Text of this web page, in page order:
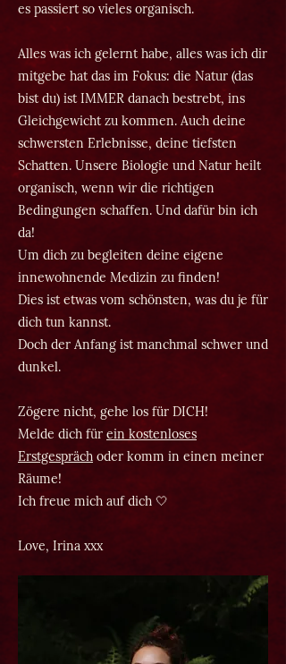
es passiert so vieles organisch.
Alles was ich gelernt habe, alles was ich dir
mitgebe hat das im Fokus: die Natur (das
bist du) ist IMMER danach bestrebt, ins
Gleichgewicht zu kommen. Auch deine
schwersten Erlebnisse, deine tiefsten
Schatten. Unsere Biologie und Natur heilt
organisch, wenn wir die richtigen
Bedingungen schaffen. Und dafür bin ich
da!
Um dich zu begleiten deine eigene
innewohnende Medizin zu finden!
Dies ist etwas vom schönsten, was du je für
dich tun kannst.
Doch der Anfang ist manchmal schwer und
dunkel.
Zögere nicht, gehe los für DICH!
Melde dich für ein kostenloses
Erstgespräch oder komm in einen meiner
Räume!
Ich freue mich auf dich 🤍
Love, Irina xxx